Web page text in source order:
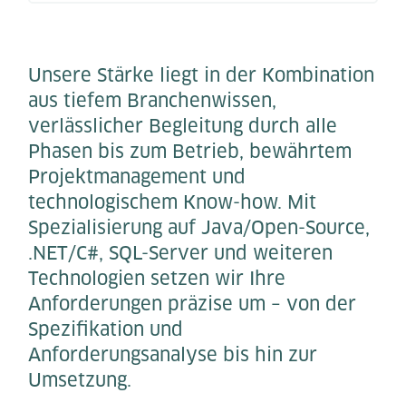
Unsere Stärke liegt in der Kombination
aus tiefem Branchenwissen,
verlässlicher Begleitung durch alle
Phasen bis zum Betrieb, bewährtem
Projektmanagement und
technologischem Know-how. Mit
Spezialisierung auf Java/Open-Source,
.NET/C#, SQL-Server und weiteren
Technologien setzen wir Ihre
Anforderungen präzise um – von der
Spezifikation und
Anforderungsanalyse bis hin zur
Umsetzung.